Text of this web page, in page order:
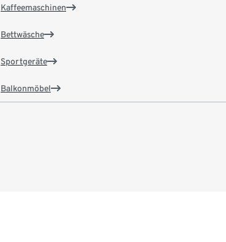
Kaffeemaschinen
Bettwäsche
Sportgeräte
Balkonmöbel